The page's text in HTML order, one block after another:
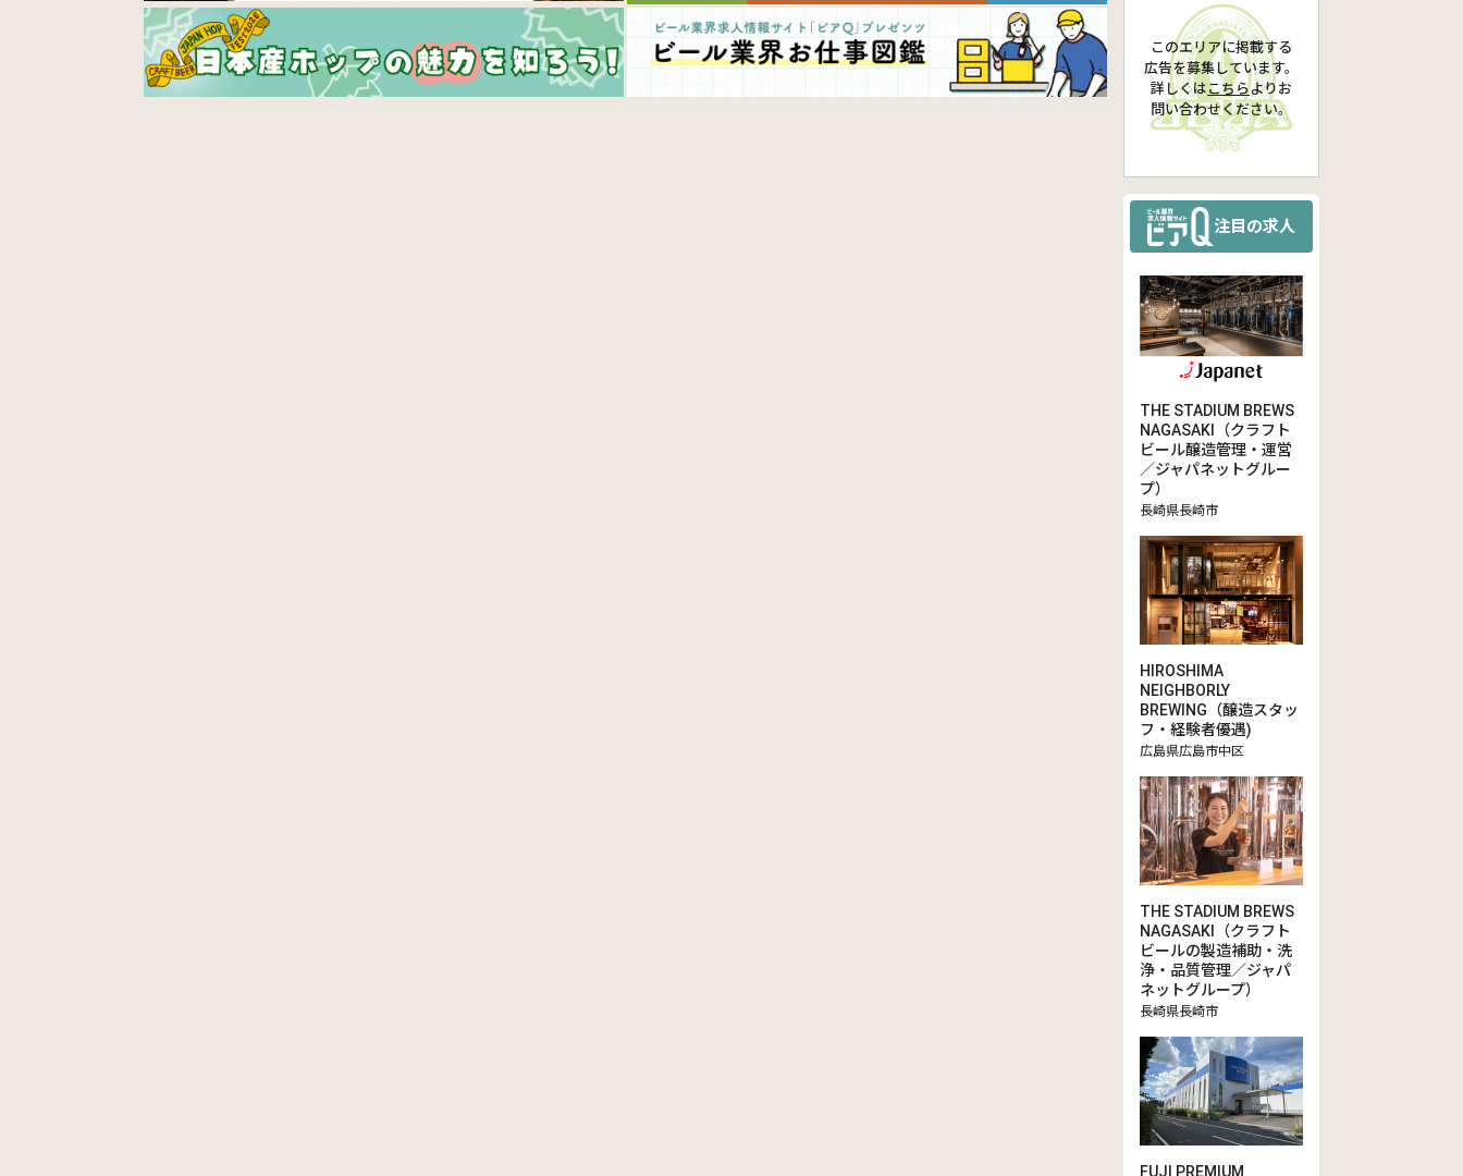
このエリアに掲載する
広告を募集しています。
詳しくは こちらより お
問い合わせください。
注目の求人
THE STADIUM BREWS
NAGASAKI（クラフト
ビール醸造管理・運営
／ジャパネットグルー
プ）
長崎県長崎市
HIROSHIMA
NEIGHBORLY
BREWING（醸造スタッ
フ・経験者優遇)
広島県広島市中区
THE STADIUM BREWS
NAGASAKI（クラフト
ビールの製造補助・洗
浄・品質管理／ジャパ
ネットグループ）
長崎県長崎市
FUJI PREMIUM